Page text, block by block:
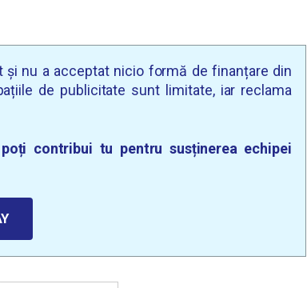
și nu a acceptat nicio formă de finanțare din
de publicitate sunt limitate, iar reclama
contribui tu pentru susținerea echipei